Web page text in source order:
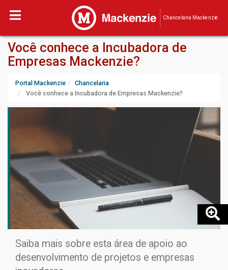
Chancelaria Mackenzie
Você conhece a Incubadora de
Empresas Mackenzie?
Portal Mackenzie
Chancelaria
Você conhece a Incubadora de Empresas Mackenzie?
Saiba mais sobre esta área de apoio ao
desenvolvimento de projetos e empresas